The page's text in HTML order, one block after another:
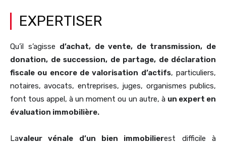
EXPERTISER
Qu’il s’agisse d’achat, de vente, de transmission, de
donation, de succession, de partage, de déclaration
fiscale ou encore de valorisation d’actifs, particuliers,
notaires, avocats, entreprises, juges, organismes publics,
font tous appel, à un moment ou un autre, à un expert en
évaluation immobilière.
Lavaleur vénale d’un bien immobilierest difficile à